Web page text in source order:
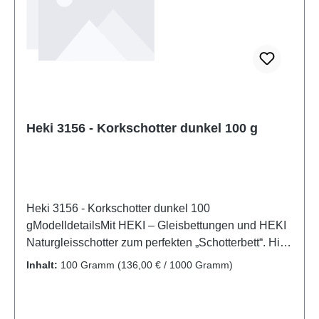
Heki 3156 - Korkschotter dunkel 100 g
Heki 3156 - Korkschotter dunkel 100
gModelldetailsMit HEKI – Gleisbettungen und HEKI
Naturgleisschotter zum perfekten „Schotterbett“. Hier
finden Sie Gleisbettungen für alle gängigen
Inhalt: 100 Gramm (136,00 € / 1000 Gramm)